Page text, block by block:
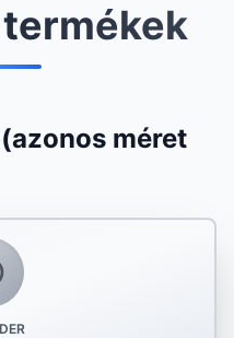
termékek
méret